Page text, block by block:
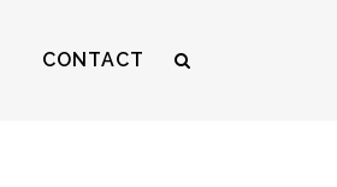
CONTACT